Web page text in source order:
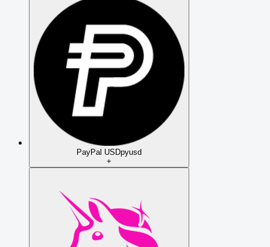
PayPal USDpyusd
+